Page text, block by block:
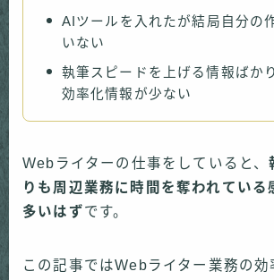
AIツールを入れたが結局自分の
いない
執筆スピードを上げる情報ばか
効率化情報が少ない
Webライターの仕事をしていると、
りも周辺業務に時間を奪われている
多いはずです。
この記事ではWebライター業務の効